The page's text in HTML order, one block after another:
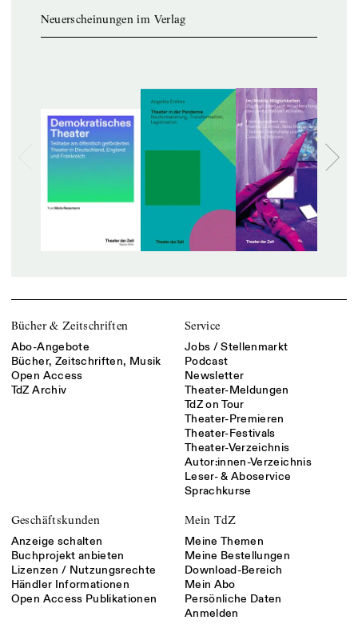
Neuerscheinungen im Verlag
Bücher & Zeitschriften
Abo-Angebote
Bücher, Zeitschriften, Musik
Open Access
TdZ Archiv
Service
Jobs / Stellenmarkt
Podcast
Newsletter
Theater-Meldungen
TdZ on Tour
Theater-Premieren
Theater-Festivals
Theater-Verzeichnis
Autor:innen-Verzeichnis
Leser- & Aboservice
Sprachkurse
Geschäftskunden
Anzeige schalten
Buchprojekt anbieten
Lizenzen / Nutzungsrechte
Händler Informationen
Open Access Publikationen
Mein TdZ
Meine Themen
Meine Bestellungen
Download-Bereich
Mein Abo
Persönliche Daten
Anmelden